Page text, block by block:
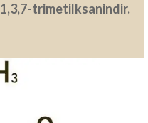
1,3,7-trimetilksanindir.